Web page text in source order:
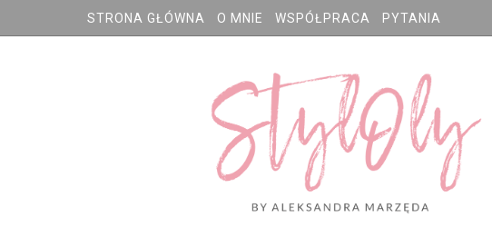
STRONA GŁÓWNA O MNIE WSPÓŁPRACA PYTANIA